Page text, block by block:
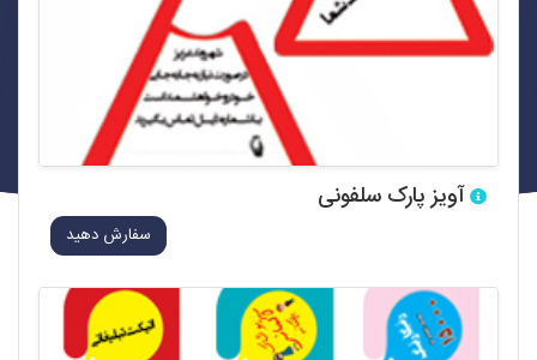
آویز پارک سلفونی
سفارش دهید